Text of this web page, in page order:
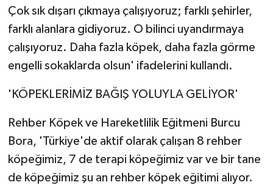
Çok sık dışarı çıkmaya çalışıyoruz; farklı şehirler,
farklı alanlara gidiyoruz. O bilinci uyandırmaya
çalışıyoruz. Daha fazla köpek, daha fazla görme
engelli sokaklarda olsun' ifadelerini kullandı.
'KÖPEKLERİMİZ BAĞIŞ YOLUYLA GELİYOR'
Rehber Köpek ve Hareketlilik Eğitmeni Burcu
Bora, 'Türkiye'de aktif olarak çalışan 8 rehber
köpeğimiz, 7 de terapi köpeğimiz var ve bir tane
de köpeğimiz şu an rehber köpek eğitimi alıyor.